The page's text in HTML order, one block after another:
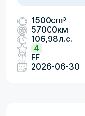
1500cm3
57000км
106,98л.с.
4
FF
2026-06-30